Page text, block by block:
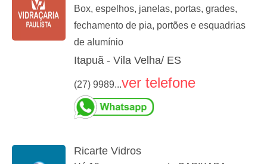
Box, espelhos, janelas, portas, grades,
fechamento de pia, portões e esquadrias
de alumínio
Itapuã - Vila Velha/ ES
(27) 9989...ver telefone
Ricarte Vidros